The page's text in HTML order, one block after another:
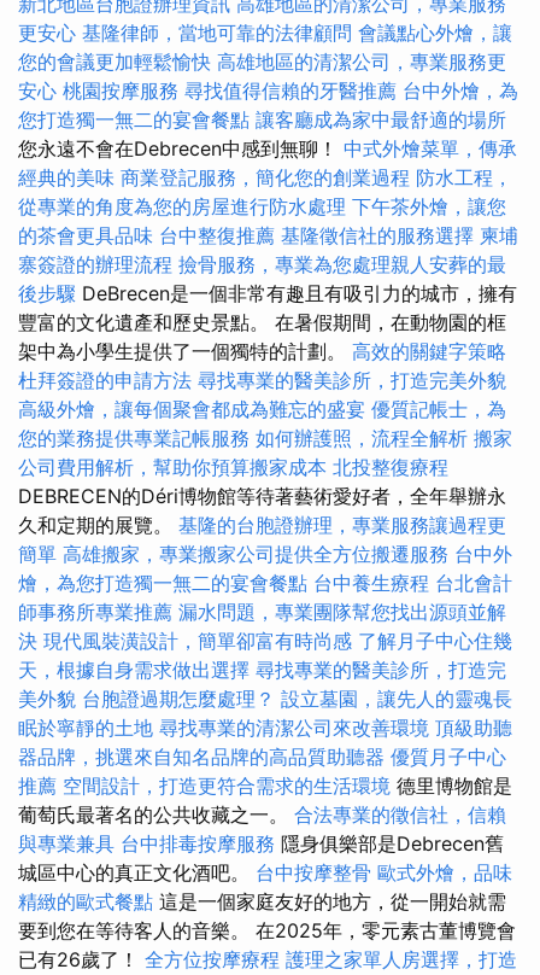
更安心 基隆律師，當地可靠的法律顧問 會議點心外燴，讓
您的會議更加輕鬆愉快 高雄地區的清潔公司，專業服務更
安心 桃園按摩服務 尋找值得信賴的牙醫推薦 台中外燴，為
您打造獨一無二的宴會餐點 讓客廳成為家中最舒適的場所
您永遠不會在Debrecen中感到無聊！ 中式外燴菜單，傳承
經典的美味 商業登記服務，簡化您的創業過程 防水工程，
從專業的角度為您的房屋進行防水處理 下午茶外燴，讓您
的茶會更具品味 台中整復推薦 基隆徵信社的服務選擇 柬埔
寨簽證的辦理流程 撿骨服務，專業為您處理親人安葬的最
後步驟 DeBrecen是一個非常有趣且有吸引力的城市，擁有
豐富的文化遺產和歷史景點。 在暑假期間，在動物園的框
架中為小學生提供了一個獨特的計劃。 高效的關鍵字策略
杜拜簽證的申請方法 尋找專業的醫美診所，打造完美外貌
高級外燴，讓每個聚會都成為難忘的盛宴 優質記帳士，為
您的業務提供專業記帳服務 如何辦護照，流程全解析 搬家
公司費用解析，幫助你預算搬家成本 北投整復療程
DEBRECEN的Déri博物館等待著藝術愛好者，全年舉辦永
久和定期的展覽。 基隆的台胞證辦理，專業服務讓過程更
簡單 高雄搬家，專業搬家公司提供全方位搬遷服務 台中外
燴，為您打造獨一無二的宴會餐點 台中養生療程 台北會計
師事務所專業推薦 漏水問題，專業團隊幫您找出源頭並解
決 現代風裝潢設計，簡單卻富有時尚感 了解月子中心住幾
天，根據自身需求做出選擇 尋找專業的醫美診所，打造完
美外貌 台胞證過期怎麼處理？ 設立墓園，讓先人的靈魂長
眠於寧靜的土地 尋找專業的清潔公司來改善環境 頂級助聽
器品牌，挑選來自知名品牌的高品質助聽器 優質月子中心
推薦 空間設計，打造更符合需求的生活環境 德里博物館是
葡萄氏最著名的公共收藏之一。 合法專業的徵信社，信賴
與專業兼具 台中排毒按摩服務 隱身俱樂部是Debrecen舊
城區中心的真正文化酒吧。 台中按摩整骨 歐式外燴，品味
精緻的歐式餐點 這是一個家庭友好的地方，從一開始就需
要到您在等待客人的音樂。 在2025年，零元素古董博覽會
已有26歲了！ 全方位按摩療程 護理之家單人房選擇，打造